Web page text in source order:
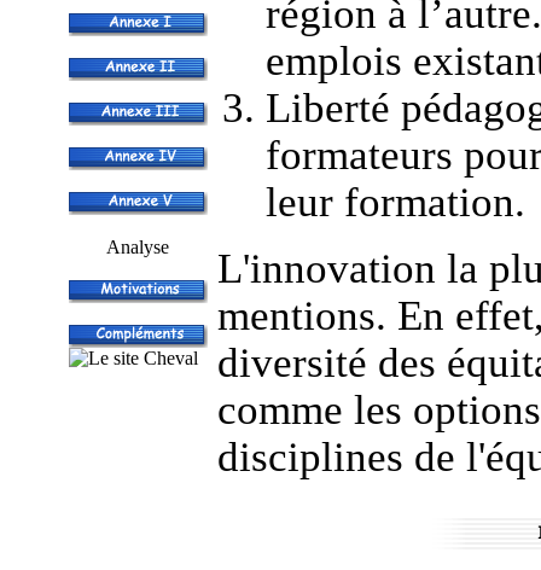
Analyse
région à l’autre
emplois
Liberté
formateurs
leur formation.
L'innovation la
mentions. En
diversité des
comme les
disciplines de